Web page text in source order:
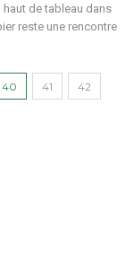
de tableau dans
reste une rencontre
40 41 42